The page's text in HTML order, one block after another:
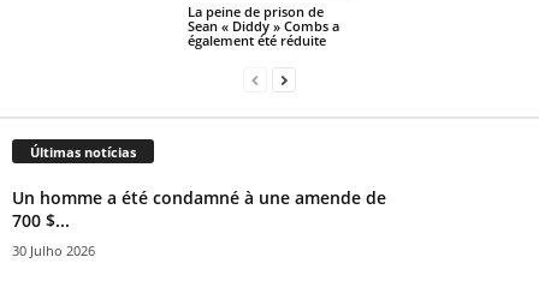
La peine de prison de
Sean « Diddy » Combs a
également été réduite
Últimas notícias
Un homme a été condamné à une amende de
700 $...
30 Julho 2026